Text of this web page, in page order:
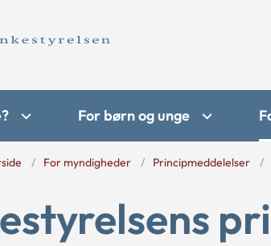
For børn og unge
For myndigheder Principmeddelelser